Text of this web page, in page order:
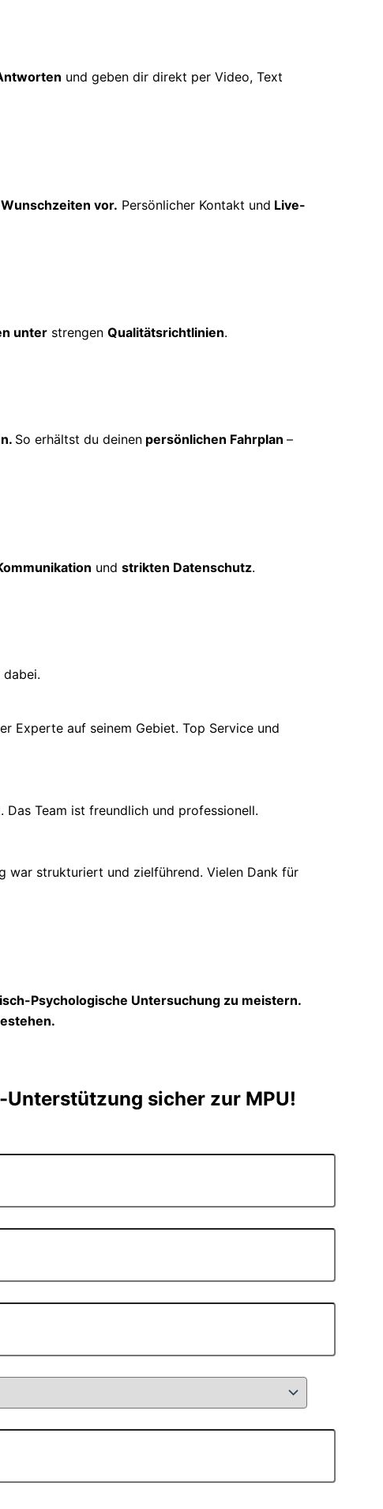
und geben dir direkt per Video, Text
vor. Persönlicher Kontakt und Live-
unter strengen Qualitätsrichtlinien.
So erhältst du deinen persönlichen Fahrplan –
und strikten Datenschutz.
dabei.
Experte auf seinem Gebiet. Top Service und
Team ist freundlich und professionell.
war strukturiert und zielführend. Vielen Dank für
Psychologische Untersuchung zu meistern.
sicher zur MPU!